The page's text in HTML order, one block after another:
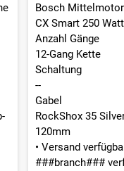
Bosch
CX Smart 250 Watt
Anzahl Gänge
12-Gang Kette
Schaltung
--
Gabel
RockShox 35
120mm
• Versand
###branch###